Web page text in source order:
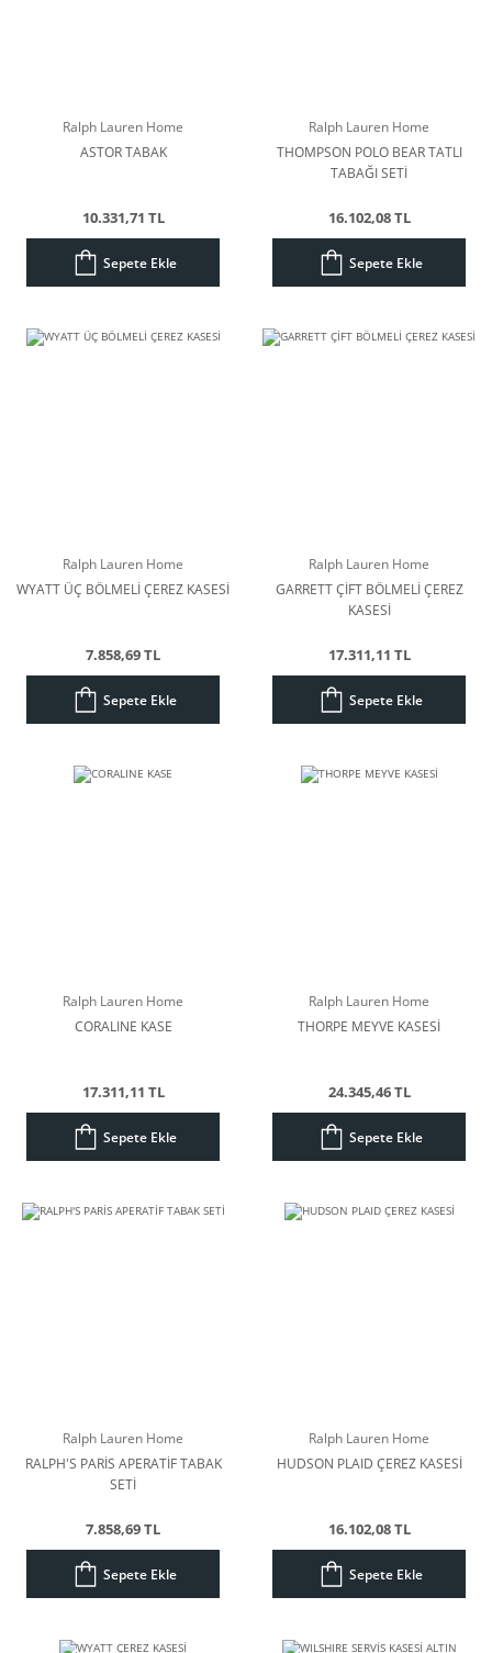
Ralph Lauren Home
ASTOR TABAK
10.331,71 TL
Sepete Ekle
Ralph Lauren Home
THOMPSON POLO BEAR TATLI
TABAĞI SETİ
16.102,08 TL
Sepete Ekle
Ralph Lauren Home
WYATT ÜÇ BÖLMELİ ÇEREZ KASESİ
7.858,69 TL
Sepete Ekle
Ralph Lauren Home
GARRETT ÇİFT BÖLMELİ ÇEREZ
KASESİ
17.311,11 TL
Sepete Ekle
Ralph Lauren Home
CORALINE KASE
17.311,11 TL
Sepete Ekle
Ralph Lauren Home
THORPE MEYVE KASESİ
24.345,46 TL
Sepete Ekle
Ralph Lauren Home
RALPH'S PARİS APERATİF TABAK
SETİ
7.858,69 TL
Sepete Ekle
Ralph Lauren Home
HUDSON PLAID ÇEREZ KASESİ
16.102,08 TL
Sepete Ekle